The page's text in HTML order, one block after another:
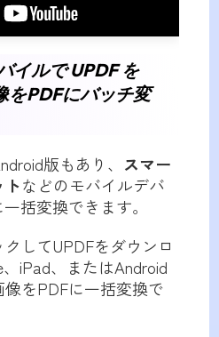
イルで UPDF を
をPDFにバッチ変
版もあり、 スマー
トなどのモバイルデバ
括変換できます。
してUPDFをダウンロ
iPad、またはAndroid
をPDFに一括変換で